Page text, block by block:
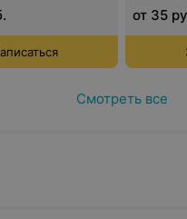
от 35
Смотреть все